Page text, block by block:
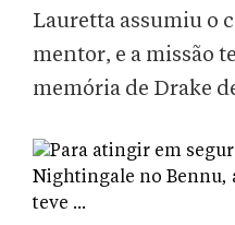
Lauretta assumiu o
mentor, e a missão
memória de Drake